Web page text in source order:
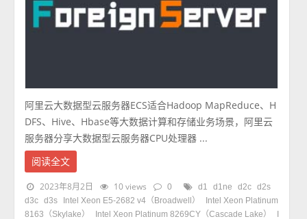
阿里云大数据型云服务器ECS适合Hadoop MapReduce、H
DFS、Hive、Hbase等大数据计算和存储业务场景，阿里云
服务器分享大数据型云服务器CPU处理器 ...
阅读全文
2023年8月2日 10 views 0 d1 d1ne d2c
d2s
d3c d3s Intel Xeon E5-2682 v4（Broadwell）
Intel Xeon Platinum
8163（Skylake）
Intel Xeon Platinum 8269CY（Cascade Lake）